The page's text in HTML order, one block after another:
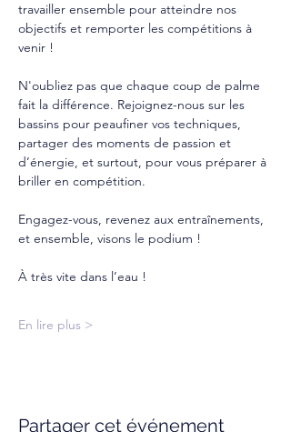
travailler ensemble pour atteindre nos
objectifs et remporter les compétitions à
venir !
N'oubliez pas que chaque coup de palme
fait la différence. Rejoignez-nous sur les
bassins pour peaufiner vos techniques,
partager des moments de passion et
d’énergie, et surtout, pour vous préparer à
briller en compétition.
Engagez-vous, revenez aux entraînements,
et ensemble, visons le podium !
À très vite dans l’eau !
En lire plus >
Partager cet événement